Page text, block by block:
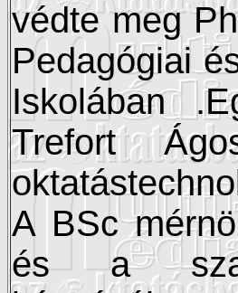
védte meg
Pedagógiai
Iskolában
Trefort
A BSc
és a